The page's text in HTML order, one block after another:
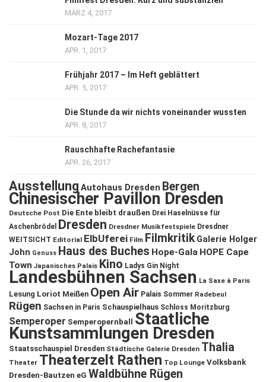
MÄRZ 4, 2017
Mozart-Tage 2017
APR. 1, 2017
Frühjahr 2017 – Im Heft geblättert
APR. 5, 2017
Die Stunde da wir nichts voneinander wussten
APR. 8, 2017
Rauschhafte Rachefantasie
APR. 26, 2017
Ausstellung Autohaus Dresden Bergen
Chinesischer Pavillon Dresden
Deutsche Post Die Ente bleibt draußen Drei Haselnüsse für
Aschenbrödel
Dresden Dresdner Musikfestspiele Dresdner
WEITSICHT Editorial ElbUferei Film Filmkritik Galerie Holger
John Genuss Haus des Buches Hope-Gala HOPE Cape
Town Japanisches Palais Kino Ladys Gin Night
Landesbühnen Sachsen La Saxe à Paris
Lesung Loriot Meißen Open Air Palais Sommer Radebeul
Rügen Sachsen in Paris Schauspielhaus Schloss Moritzburg
Semperoper Semperopernball Staatliche
Kunstsammlungen Dresden
Staatsschauspiel Dresden Städtische Galerie Dresden Thalia
Theater Theaterzelt Rathen Top Lounge Volksbank
Dresden-Bautzen eG Waldbühne Rügen